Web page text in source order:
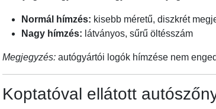
Normál hímzés: kisebb méretű, diszkrét
Nagy hímzés: látványos, sűrű öltésszám
Megjegyzés: autógyártói logók hímzése nem
Koptatóval ellátott